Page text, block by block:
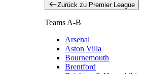
Zurück zu Premier League
Teams A-B
Arsenal
Aston Villa
Bournemouth
Brentford